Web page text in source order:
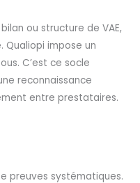
ou structure de VAE,
impose un
C’est ce socle
reconnaissance
entre prestataires.
preuves systématiques.